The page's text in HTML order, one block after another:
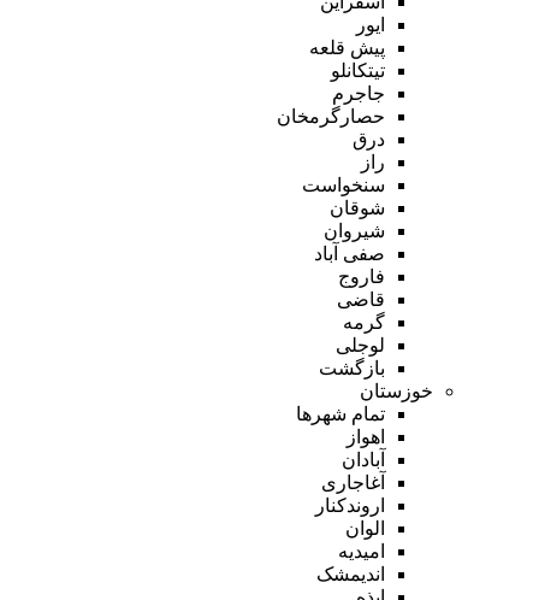
ایور
پیش قلعه
تیتکانلو
جاجرم
حصارگرمخان
درق
راز
سنخواست
شوقان
شیروان
صفی آباد
فاروج
قاضی
گرمه
لوجلی
بازگشت
خوزستان
تمام شهر‌ها
اهواز
آبادان
آغاجاری
اروندکنار
الوان
امیدیه
اندیمشک